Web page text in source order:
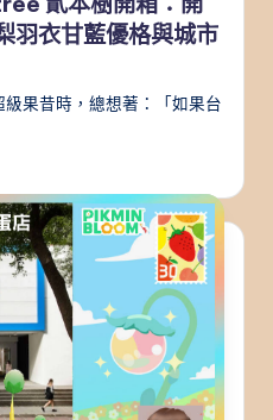
羽衣甘藍優格與城市
果昔時，總想著：「如果台